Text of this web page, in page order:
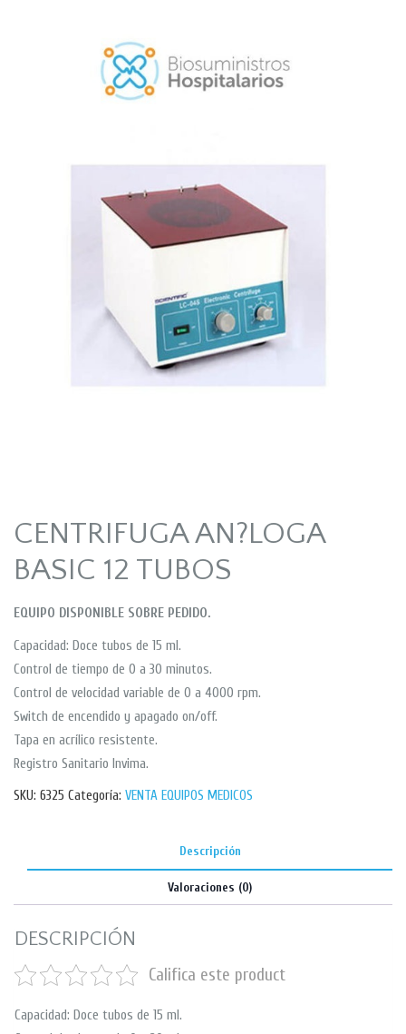
CENTRIFUGA AN?LOGA
BASIC 12 TUBOS
EQUIPO DISPONIBLE SOBRE PEDIDO.
Capacidad: Doce tubos de 15 ml.
Control de tiempo de 0 a 30 minutos.
Control de velocidad variable de 0 a 4000 rpm.
Switch de encendido y apagado on/off.
Tapa en acrílico resistente.
Registro Sanitario Invima.
SKU: 6325 Categoría: VENTA EQUIPOS MEDICOS
Descripción
Valoraciones (0)
DESCRIPCIÓN
Califica este product
Capacidad: Doce tubos de 15 ml.